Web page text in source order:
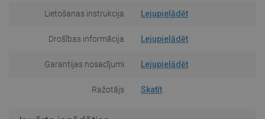
Lietošanas instrukcija Lejupielādēt
Drošības informācija Lejupielādēt
Garantijas nosacījumi Lejupielādēt
Ražotājs Skatīt